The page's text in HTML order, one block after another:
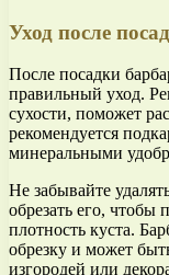
Уход после
После посадки
правильный уход.
сухости, поможет
рекомендуется
минеральными
Не забывайте
обрезать его,
плотность куста.
обрезку и может
изгородей или